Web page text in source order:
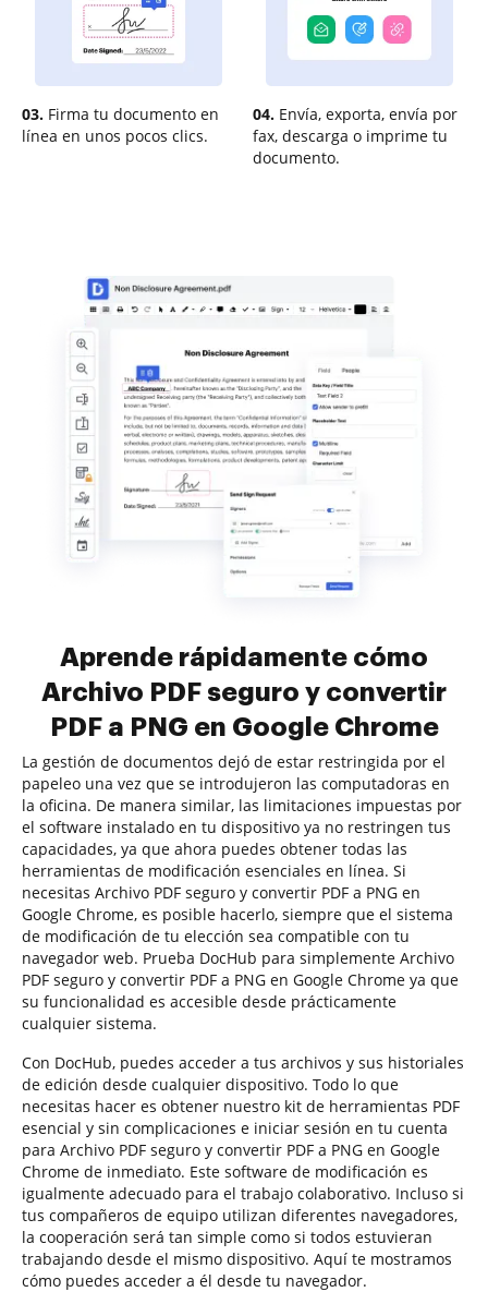
03. Firma tu documento en
línea en unos pocos clics.
04. Envía, exporta, envía por
fax, descarga o imprime tu
documento.
Aprende rápidamente cómo
Archivo PDF seguro y convertir
PDF a PNG en Google Chrome
La gestión de documentos dejó de estar restringida por el
papeleo una vez que se introdujeron las computadoras en
la oficina. De manera similar, las limitaciones impuestas por
el software instalado en tu dispositivo ya no restringen tus
capacidades, ya que ahora puedes obtener todas las
herramientas de modificación esenciales en línea. Si
necesitas Archivo PDF seguro y convertir PDF a PNG en
Google Chrome, es posible hacerlo, siempre que el sistema
de modificación de tu elección sea compatible con tu
navegador web. Prueba DocHub para simplemente Archivo
PDF seguro y convertir PDF a PNG en Google Chrome ya que
su funcionalidad es accesible desde prácticamente
cualquier sistema.
Con DocHub, puedes acceder a tus archivos y sus historiales
de edición desde cualquier dispositivo. Todo lo que
necesitas hacer es obtener nuestro kit de herramientas PDF
esencial y sin complicaciones e iniciar sesión en tu cuenta
para Archivo PDF seguro y convertir PDF a PNG en Google
Chrome de inmediato. Este software de modificación es
igualmente adecuado para el trabajo colaborativo. Incluso si
tus compañeros de equipo utilizan diferentes navegadores,
la cooperación será tan simple como si todos estuvieran
trabajando desde el mismo dispositivo. Aquí te mostramos
cómo puedes acceder a él desde tu navegador.